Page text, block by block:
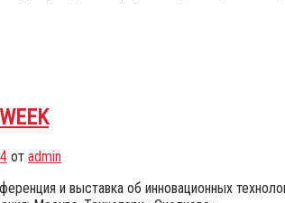
от admin
и выставка об инновационных